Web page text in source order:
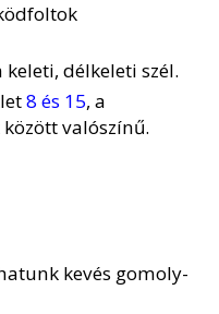
délkeleti szél.
8 és 15, a
valószínű.
kevés gomoly-